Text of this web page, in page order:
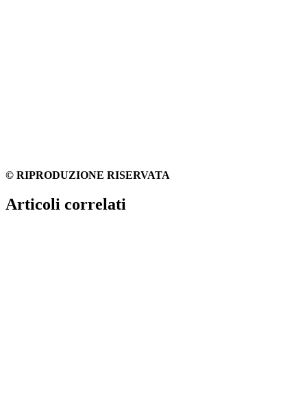
© RIPRODUZIONE RISERVATA
Articoli correlati